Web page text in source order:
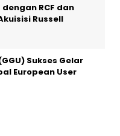
RCF dan
Russell
Sukses Gelar
European User